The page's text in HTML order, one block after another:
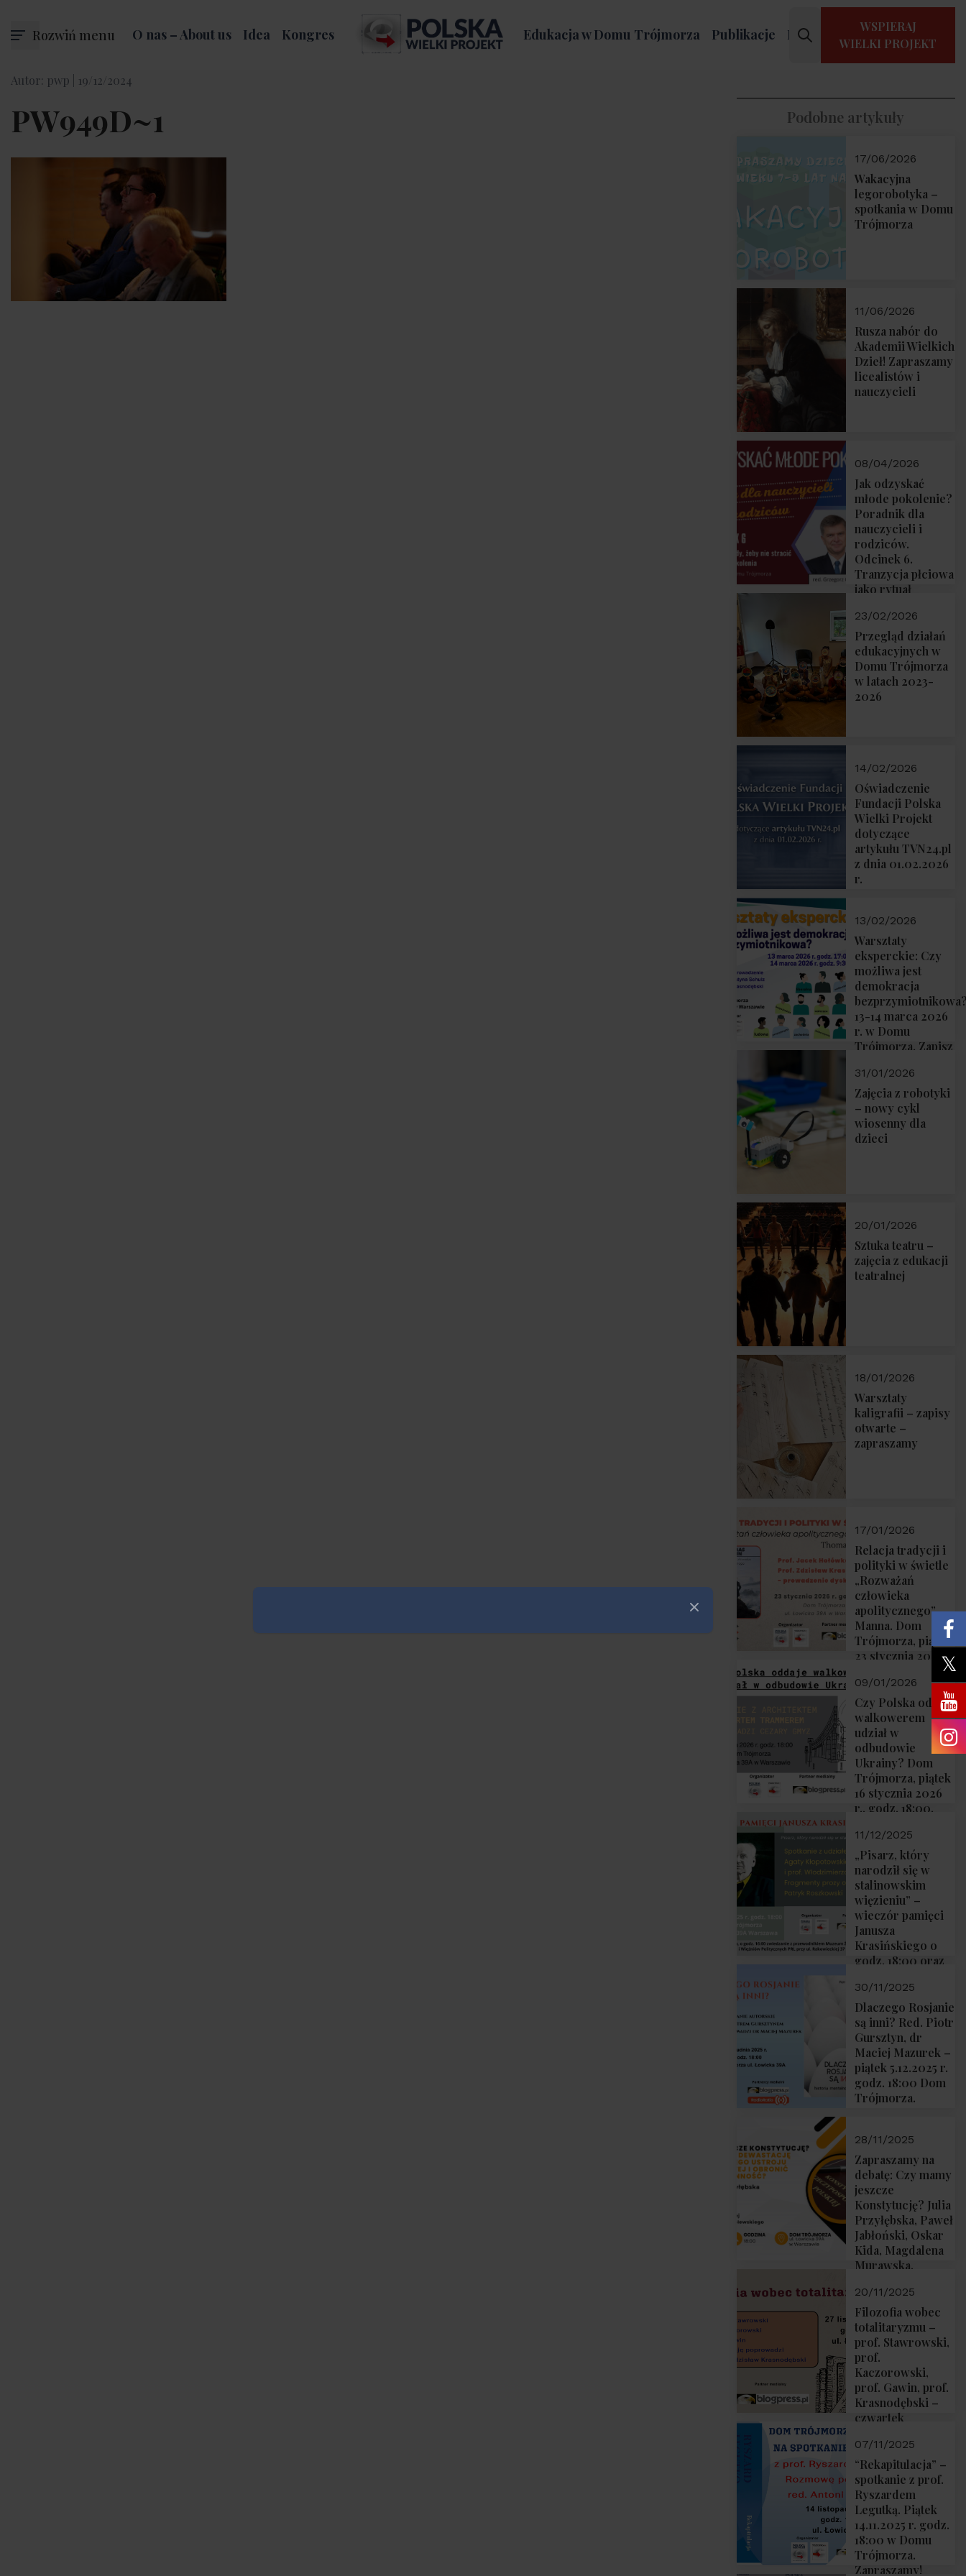
Rozwiń menu O nas – About us Idea Kongres Edukacja w Domu Trójmorza Publikacje Kontakt
WSPIERAJ
WIELKI PROJEKT
Autor: pwp | 19/12/2024
PW949D~1 Podobne artykuły
17/06/2026
Wakacyjna
legorobotyka –
spotkania w Domu
Trójmorza
11/06/2026
Rusza nabór do
Akademii Wielkich
Dzieł! Zapraszamy
licealistów i
nauczycieli
08/04/2026
Jak odzyskać
młode pokolenie?
Poradnik dla
nauczycieli i
rodziców.
Odcinek 6.
Tranzycja płciowa
jako rytuał
Rozmawiają red.
Grzegorz Górny i
prof. Michał
Łuczewski
23/02/2026
Przegląd działań
edukacyjnych w
Domu Trójmorza
w latach 2023-
2026
14/02/2026
Oświadczenie
Fundacji Polska
Wielki Projekt
dotyczące
artykułu TVN24.pl
z dnia 01.02.2026
r.
13/02/2026
Warsztaty
eksperckie: Czy
możliwa jest
demokracja
13-14 marca 2026
r. w Domu
Trójmorza. Zapisz
31/01/2026
Zajęcia z robotyki
– nowy cykl
wiosenny dla
dzieci
20/01/2026
Sztuka teatru –
zajęcia z edukacji
teatralnej
18/01/2026
Warsztaty
kaligrafii – zapisy
otwarte –
zapraszamy
17/01/2026
Relacja tradycji i
polityki w świetle
„Rozważań
człowieka
apolitycznego”
Manna. Dom
Trójmorza, piątek
23 stycznia 2026
Zapraszamy!
09/01/2026
Czy Polska oddaje
walkowerem
udział w
odbudowie
Ukrainy? Dom
Trójmorza, piątek
16 stycznia 2026
r., godz. 18:00.
11/12/2025
„Pisarz, który
narodził się w
stalinowskim
więzieniu” –
wieczór pamięci
Janusza
Krasińskiego o
godz. 18:00 oraz
Muzeum
Żołnierzy
Wyklętych i
Więźniów
Politycznych PRL
o godz. 16:00 – 19
grudnia 2025 r.
30/11/2025
Dlaczego Rosjanie
są inni? Red. Piotr
Gursztyn, dr
Maciej Mazurek –
piątek 5.12.2025 r.
godz. 18:00 Dom
Trójmorza.
28/11/2025
Zapraszamy na
debatę: Czy mamy
jeszcze
Konstytucję? Julia
Przyłębska, Paweł
Jabłoński, Oskar
Kida, Magdalena
Murawska,
Sobolewski – 4
grudnia 2025 r.
godz. 18:00.
20/11/2025
Filozofia wobec
totalitaryzmu –
prof. Stawrowski,
prof.
Kaczorowski,
prof. Gawin, prof.
Krasnodębski –
czwartek
18:00
07/11/2025
“Rekapitulacja” –
spotkanie z prof.
Ryszardem
Legutką. Piątek
14.11.2025 r. godz.
18:00 w Domu
Trójmorza.
Zapraszamy!
Zamknij